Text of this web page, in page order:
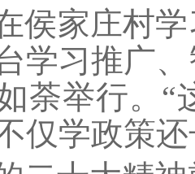
侯家庄村
学习推广
荼举行。“
仅学政策